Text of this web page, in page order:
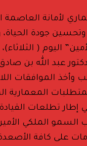
لأمانة
جودة
اليوم (
عبد الله بن
الموافقات
في إطار تطلعات
الملكي
على كافة